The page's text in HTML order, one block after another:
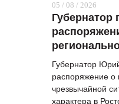
05 / 08 / 2026
Губернатор
Губернатор
распоряжение о
чрезвычайной
характера в